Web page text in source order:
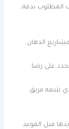
المطلوب بدقة،
الدهان
على رضا
يتبعه فريق
قبل الموعد